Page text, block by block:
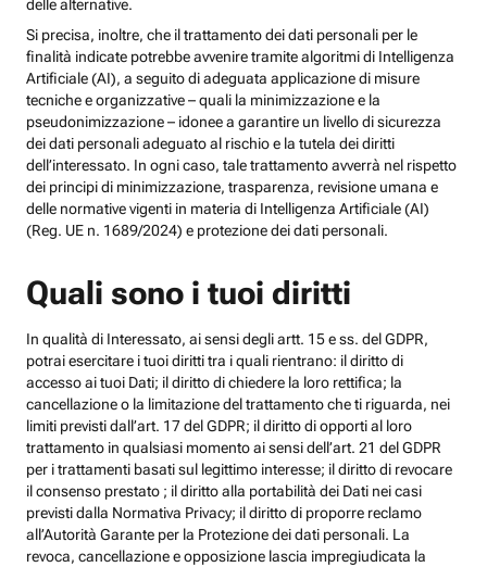
delle alternative.
Si precisa, inoltre, che il trattamento dei dati personali per le
finalità indicate potrebbe avvenire tramite algoritmi di Intelligenza
Artificiale (AI), a seguito di adeguata applicazione di misure
tecniche e organizzative – quali la minimizzazione e la
pseudonimizzazione – idonee a garantire un livello di sicurezza
dei dati personali adeguato al rischio e la tutela dei diritti
dell’interessato. In ogni caso, tale trattamento avverrà nel rispetto
dei principi di minimizzazione, trasparenza, revisione umana e
delle normative vigenti in materia di Intelligenza Artificiale (AI)
(Reg. UE n. 1689/2024) e protezione dei dati personali.
Quali sono i tuoi diritti
In qualità di Interessato, ai sensi degli artt. 15 e ss. del GDPR,
potrai esercitare i tuoi diritti tra i quali rientrano: il diritto di
accesso ai tuoi Dati; il diritto di chiedere la loro rettifica; la
cancellazione o la limitazione del trattamento che ti riguarda, nei
limiti previsti dall’art. 17 del GDPR; il diritto di opporti al loro
trattamento in qualsiasi momento ai sensi dell’art. 21 del GDPR
per i trattamenti basati sul legittimo interesse; il diritto di revocare
il consenso prestato ; il diritto alla portabilità dei Dati nei casi
previsti dalla Normativa Privacy; il diritto di proporre reclamo
all’Autorità Garante per la Protezione dei dati personali. La
revoca, cancellazione e opposizione lascia impregiudicata la